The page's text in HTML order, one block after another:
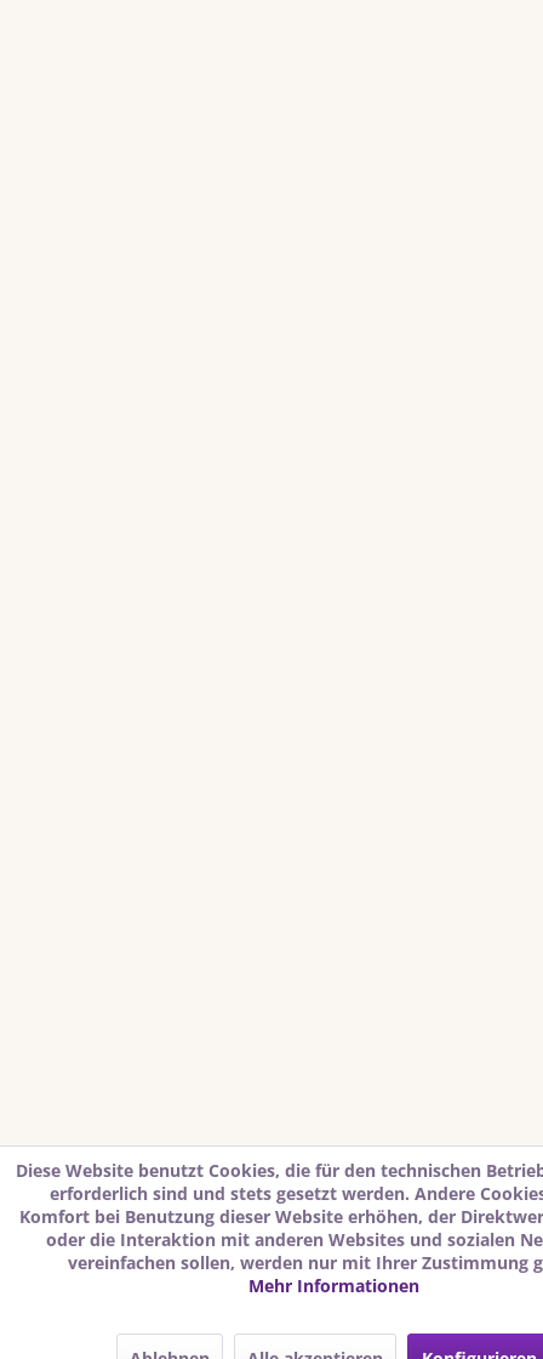
Diese Website benutzt Cookies, die für den technischen
erforderlich sind und stets gesetzt werden. Andere
Komfort bei Benutzung dieser Website erhöhen, der
oder die Interaktion mit anderen Websites und sozialen
vereinfachen sollen, werden nur mit Ihrer Zustimmung
Mehr Informationen